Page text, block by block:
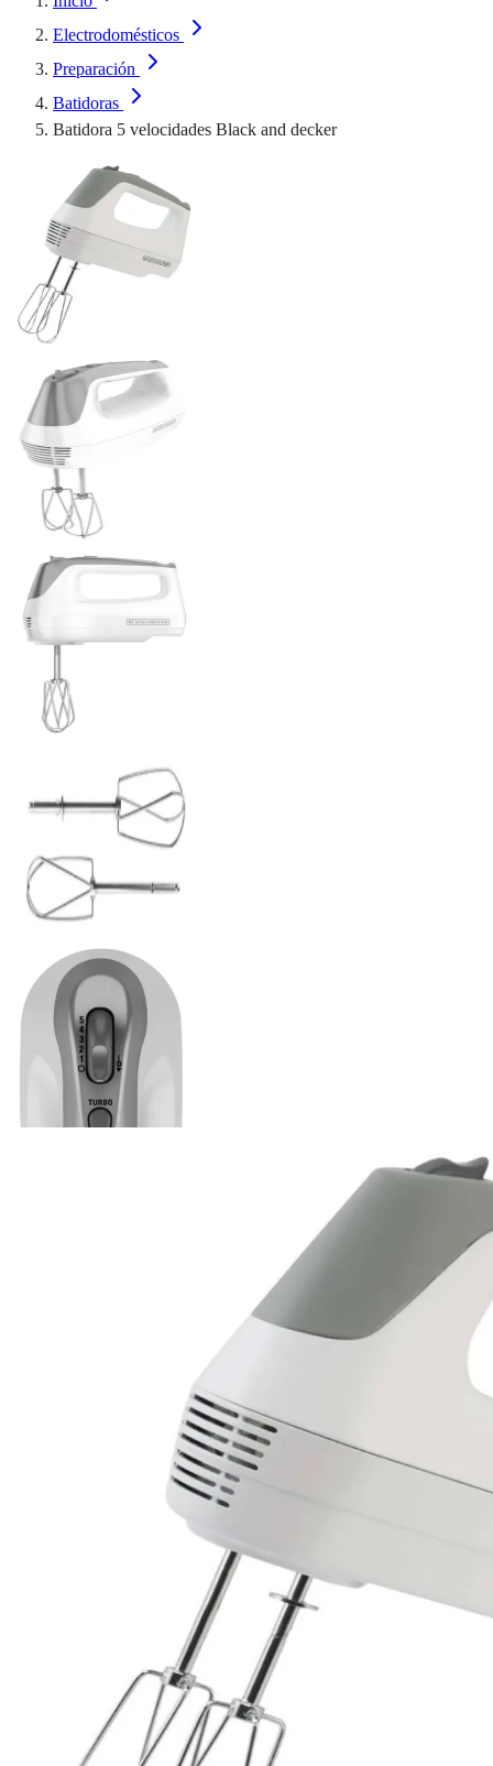
Electrodomésticos
Preparación
Batidoras
Batidora 5 velocidades Black and decker